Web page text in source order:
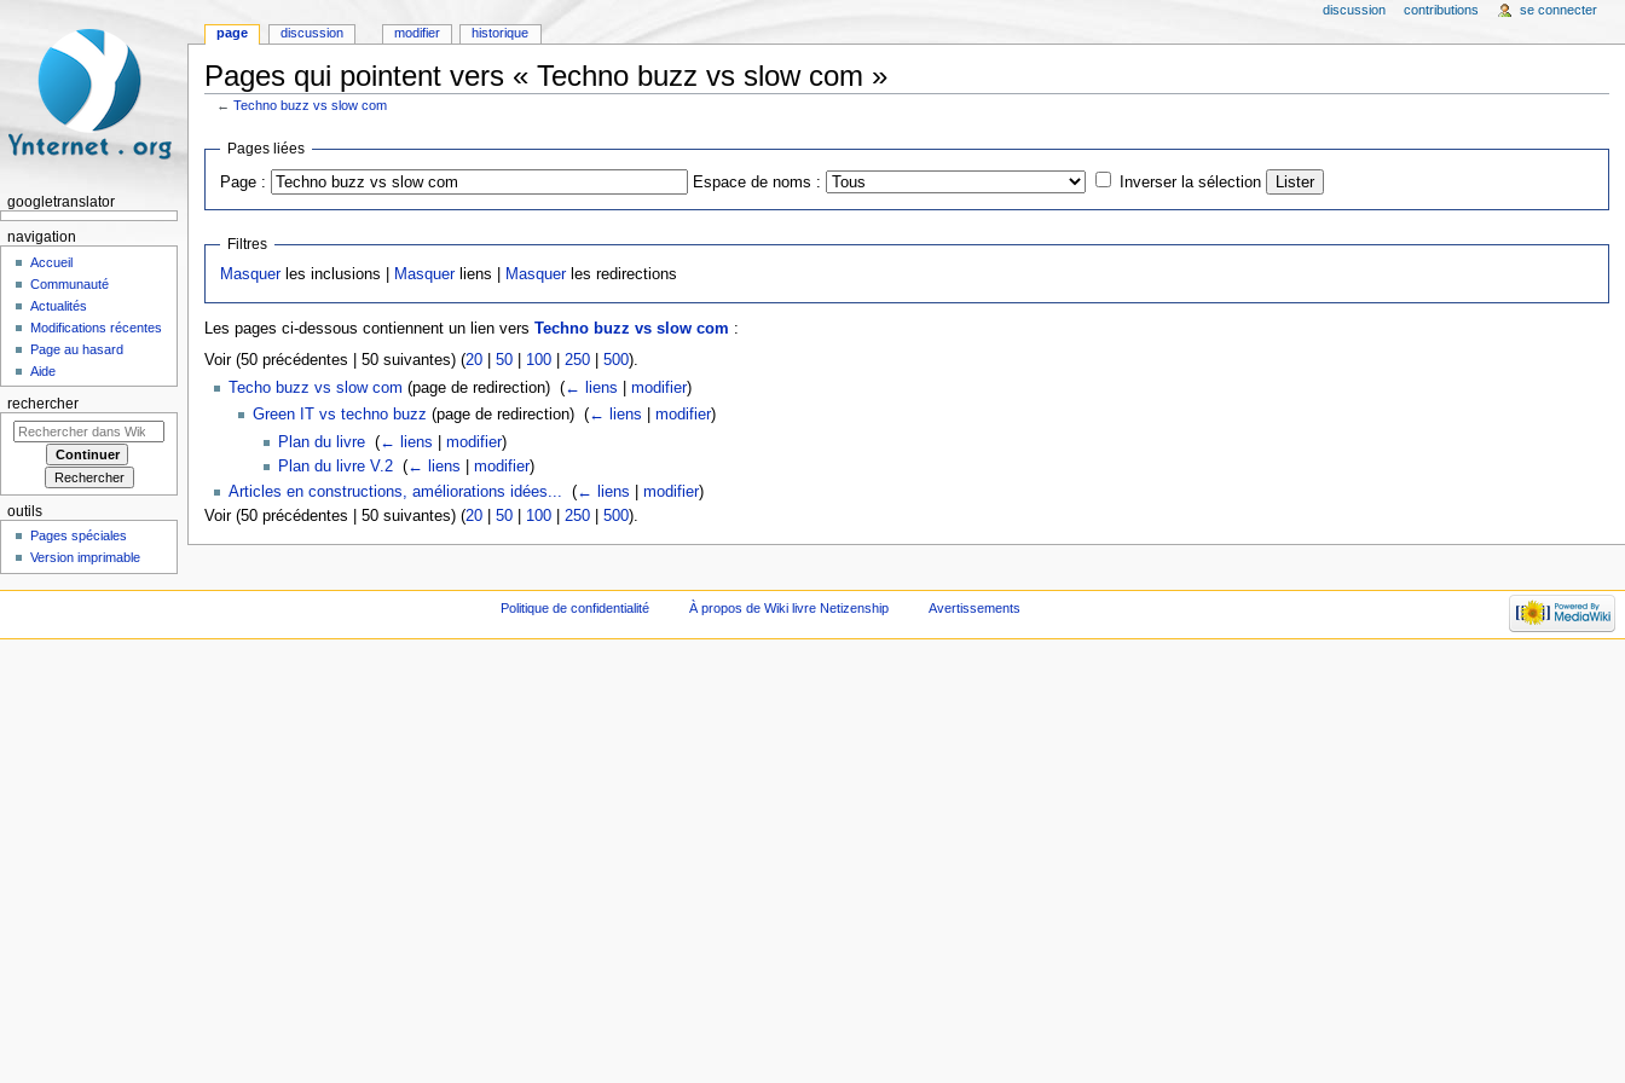
Pages qui pointent vers « Techno buzz vs slow com »
←Techno buzz vs slow com
Pages liées
Page : Espace de noms : Inverser la sélection
Filtres
Masquerles inclusions | Masquerliens | Masquerles redirections
Les pages ci-dessous contiennent un lien vers Techno buzz vs slow com :
Voir (50 précédentes | 50 suivantes) (20| 50| 100| 250| 500).
Techo buzz vs slow com (page de redirection) ‎ (← liens modifier)
Green IT vs techno buzz (page de redirection) ‎(← liens |modifier)
Plan du livre‎ (← liens modifier)
Plan du livre V.2‎ (← liens modifier)
Articles en constructions, améliorations idées...
(← liens modifier)
Voir (50 précédentes | 50 suivantes) (20| 50| 100| 250| 500).
page discussion modifier historique
discussion contributions se connecter
googletranslator
navigation
Accueil
Communauté
Actualités
Modifications récentes
Page au hasard
Aide
rechercher
outils
Pages spéciales
Version imprimable
Politique de confidentialité À propos de Wiki livre Netizenship Avertissements